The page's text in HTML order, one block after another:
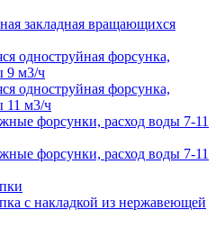
закладная вращающихся
одноструйная форсунка,
9 м3/ч
одноструйная форсунка,
11 м3/ч
форсунки, расход воды 7-11
форсунки, расход воды 7-11
с накладкой из нержавеющей